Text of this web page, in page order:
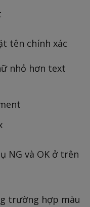
tên chính xác
nhỏ hơn text
NG và OK ở trên
trường hợp màu